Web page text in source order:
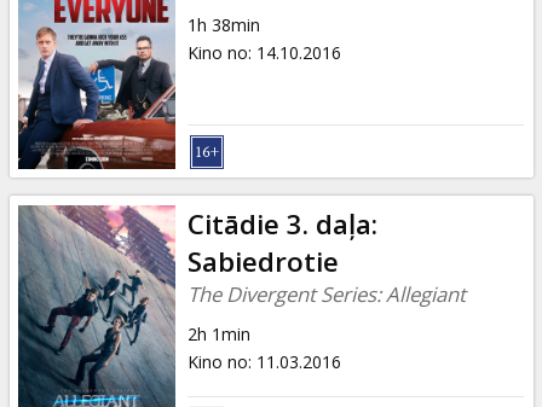
1h 38min
Kino no: 14.10.2016
Citādie 3. daļa:
Sabiedrotie
The Divergent Series: Allegiant
2h 1min
Kino no: 11.03.2016